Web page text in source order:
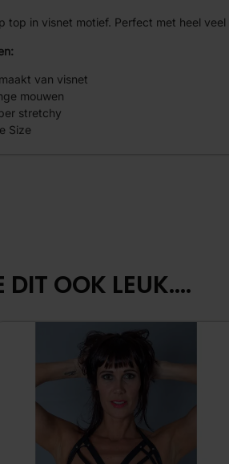
top in visnet motief. Perfect met heel
van visnet
mouwen
stretchy
Size
OOK LEUK....